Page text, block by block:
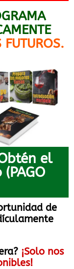
FUTUROS.
el
de
¡Solo nos